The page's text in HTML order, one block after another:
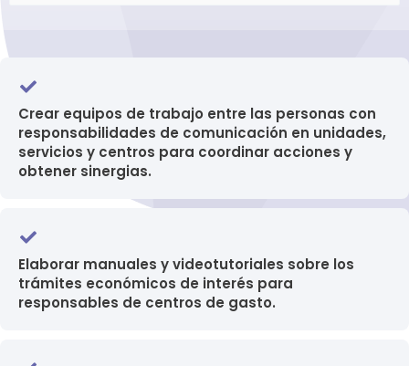
Crear equipos de trabajo entre las personas con
responsabilidades de comunicación en unidades,
servicios y centros para coordinar acciones y
obtener sinergias.
Elaborar manuales y videotutoriales sobre los
trámites económicos de interés para
responsables de centros de gasto.